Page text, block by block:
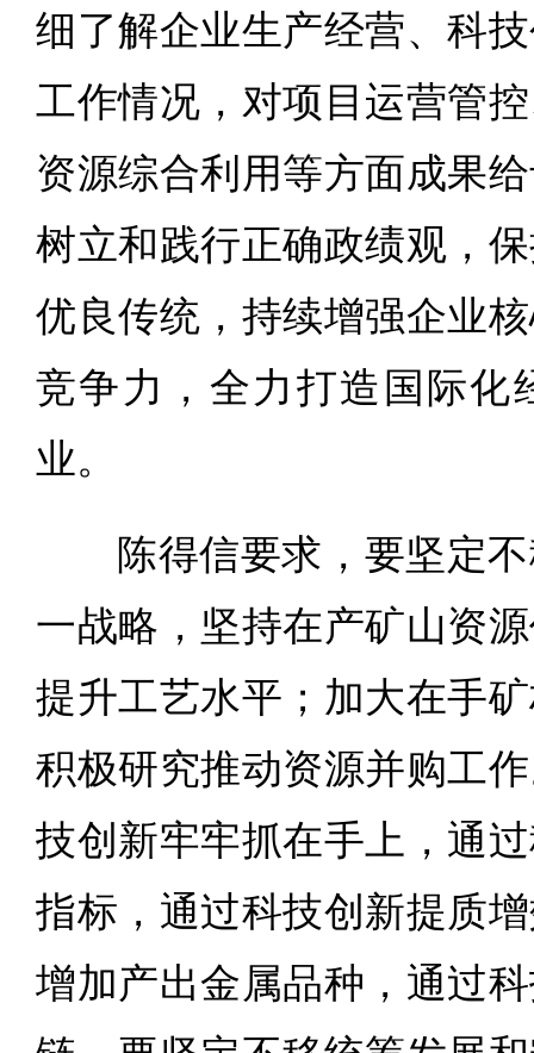
细了解企业生产经营、科
工作情况，对项目运营管
资源综合利用等方面成果
树立和践行正确政绩观，
优良传统，持续增强企业
竞争力，全力打造国际化
业。
陈得信要求，要坚定
一战略，坚持在产矿山资
提升工艺水平；加大在手
积极研究推动资源并购工
技创新牢牢抓在手上，通
指标，通过科技创新提质
增加产出金属品种，通过